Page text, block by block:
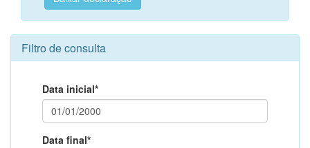
Filtro de consulta
Data inicial*
Data final*